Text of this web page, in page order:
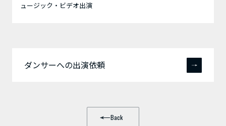
ュージック・ビデオ出演
ダンサーへの出演依頼
Back